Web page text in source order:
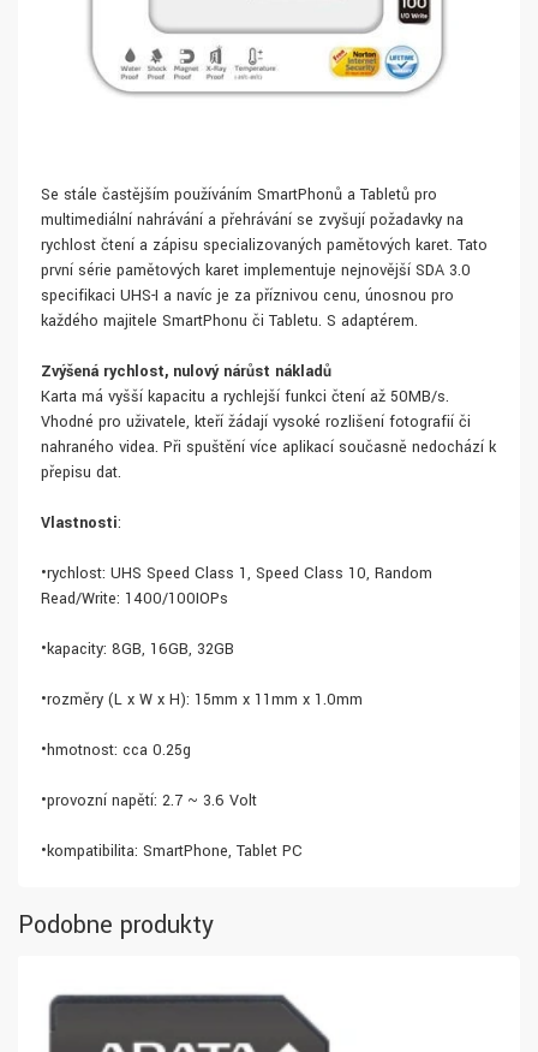
Se stále častějším používáním SmartPhonů a Tabletů pro
multimediální nahrávání a přehrávání se zvyšují požadavky na
rychlost čtení a zápisu specializovaných paměťových karet. Tato
první série paměťových karet implementuje nejnovější SDA 3.0
specifikaci UHS-I a navíc je za příznivou cenu, únosnou pro
každého majitele SmartPhonu či Tabletu. S adaptérem.
Zvýšená rychlost, nulový nárůst nákladů
Karta má vyšší kapacitu a rychlejší funkci čtení až 50MB/s.
Vhodné pro uživatele, kteří žádají vysoké rozlišení fotografií či
nahraného videa. Při spuštění více aplikací současně nedochází k
přepisu dat.
Vlastnosti:
•rychlost: UHS Speed Class 1, Speed Class 10, Random
Read/Write: 1400/100IOPs
•kapacity: 8GB, 16GB, 32GB
•rozměry (L x W x H): 15mm x 11mm x 1.0mm
•hmotnost: cca 0.25g
•provozní napětí: 2.7 ~ 3.6 Volt
•kompatibilita: SmartPhone, Tablet PC
Podobne produkty